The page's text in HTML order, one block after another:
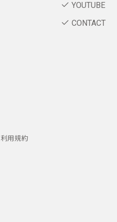
YOUTUBE
CONTACT
用規約